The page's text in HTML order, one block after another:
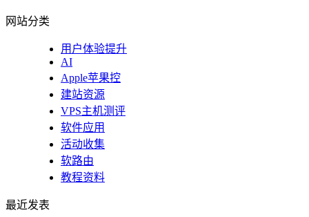
网站分类
用户体验提升
AI
Apple苹果控
建站资源
VPS主机测评
软件应用
活动收集
软路由
教程资料
最近发表